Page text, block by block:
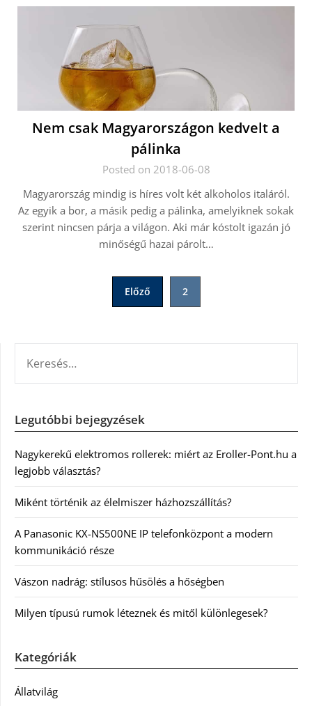
Nem csak Magyarországon kedvelt a
pálinka
Posted on 2018-06-08
Magyarország mindig is híres volt két alkoholos italáról.
Az egyik a bor, a másik pedig a pálinka, amelyiknek sokak
szerint nincsen párja a világon. Aki már kóstolt igazán jó
minőségű hazai párolt…
Előző 2
Legutóbbi bejegyzések
Nagykerekű elektromos rollerek: miért az Eroller-Pont.hu a
legjobb választás?
Miként történik az élelmiszer házhozszállítás?
A Panasonic KX-NS500NE IP telefonközpont a modern
kommunikáció része
Vászon nadrág: stílusos hűsölés a hőségben
Milyen típusú rumok léteznek és mitől különlegesek?
Kategóriák
Állatvilág